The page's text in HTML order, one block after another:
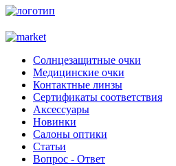
Солнцезащитные очки
Медицинские очки
Контактные линзы
Сертификаты соответствия
Аксессуары
Новинки
Салоны оптики
Статьи
Вопрос - Ответ